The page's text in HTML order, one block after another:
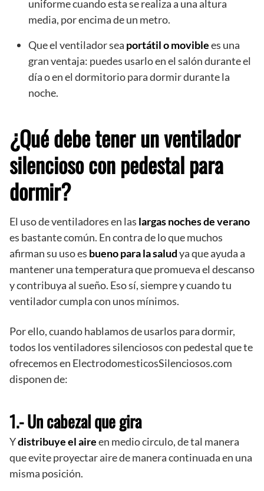
uniforme cuando esta se realiza a una altura
media, por encima de un metro.
Que el ventilador sea portátil o moviblees una
gran ventaja: puedes usarlo en el salón durante el
día o en el dormitorio para dormir durante la
noche.
¿Qué debe tener un ventilador
silencioso con pedestal para
dormir?
El uso de ventiladores en las largas noches de verano
es bastante común. En contra de lo que muchos
afirman su uso es bueno para la saludya que ayuda a
mantener una temperatura que promueva el descanso
y contribuya al sueño. Eso sí, siempre y cuando tu
ventilador cumpla con unos mínimos.
Por ello, cuando hablamos de usarlos para dormir,
todos los ventiladores silenciosos con pedestal que te
ofrecemos en ElectrodomesticosSilenciosos.com
disponen de:
1.- Un cabezal que gira
Ydistribuye el aireen medio circulo, de tal manera
que evite proyectar aire de manera continuada en una
misma posición.